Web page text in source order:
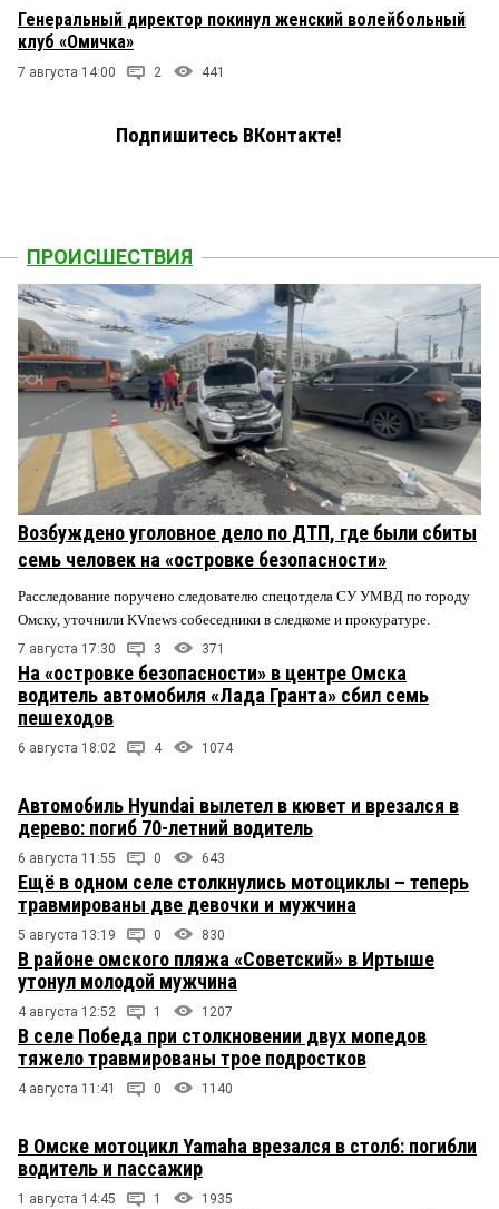
Генеральный директор покинул женский волейбольный
клуб «Омичка»
7 августа 14:00 2 441
Подпишитесь ВКонтакте!
ПРОИСШЕСТВИЯ
Возбуждено уголовное дело по ДТП, где были сбиты
семь человек на «островке безопасности»
Расследование поручено следователю спецотдела СУ УМВД по городу
Омску, уточнили KVnews собеседники в следкоме и прокуратуре.
7 августа 17:30 3 371
На «островке безопасности» в центре Омска
водитель автомобиля «Лада Гранта» сбил семь
пешеходов
6 августа 18:02 4 1074
Автомобиль Hyundai вылетел в кювет и врезался в
дерево: погиб 70-летний водитель
6 августа 11:55 0 643
Ещё в одном селе столкнулись мотоциклы – теперь
травмированы две девочки и мужчина
5 августа 13:19 0 830
В районе омского пляжа «Советский» в Иртыше
утонул молодой мужчина
4 августа 12:52 1 1207
В селе Победа при столкновении двух мопедов
тяжело травмированы трое подростков
4 августа 11:41 0 1140
В Омске мотоцикл Yamaha врезался в столб: погибли
водитель и пассажир
1 августа 14:45 1 1935